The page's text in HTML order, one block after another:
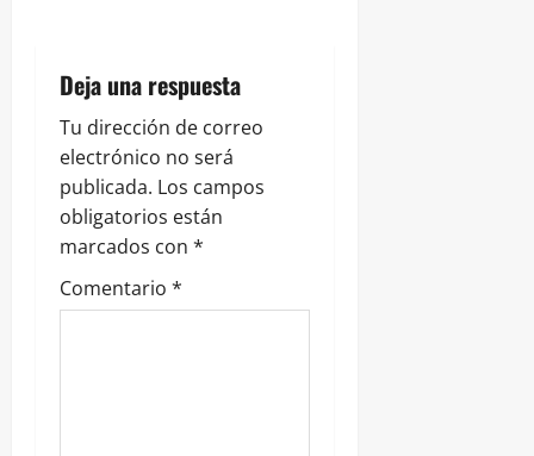
n
t
r
a
d
a
Deja una respuesta
Tu dirección de correo
electrónico no será
publicada. Los campos
obligatorios están
marcados con *
Comentario *